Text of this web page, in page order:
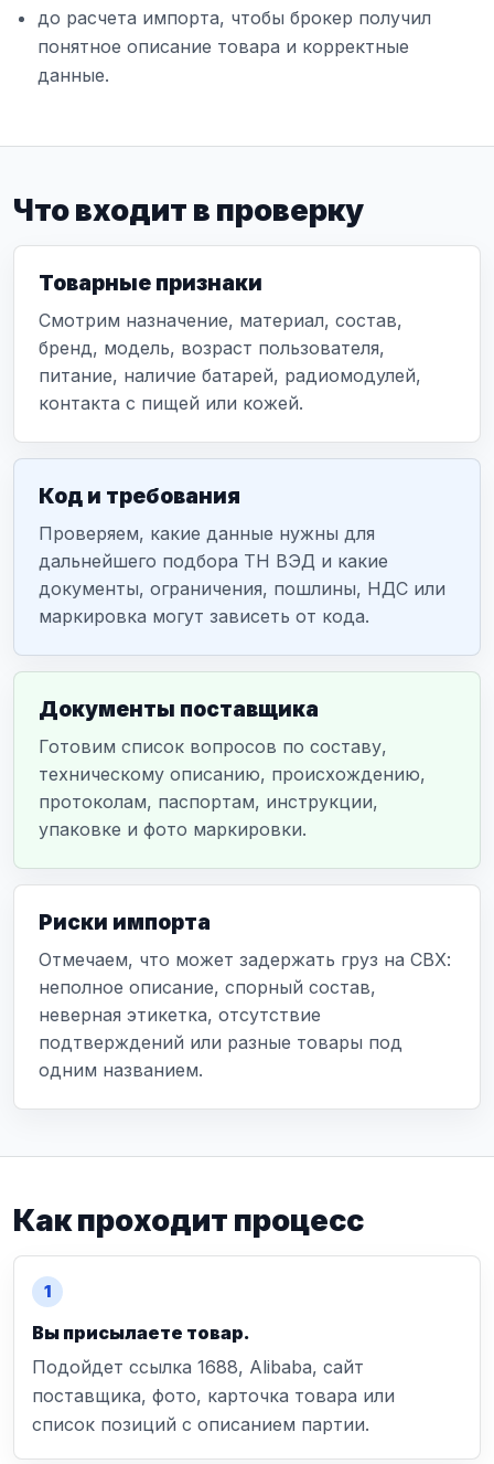
до расчета импорта, чтобы брокер получил
понятное описание товара и корректные
данные.
Что входит в проверку
Товарные признаки
Смотрим назначение, материал, состав,
бренд, модель, возраст пользователя,
питание, наличие батарей, радиомодулей,
контакта с пищей или кожей.
Код и требования
Проверяем, какие данные нужны для
дальнейшего подбора ТН ВЭД и какие
документы, ограничения, пошлины, НДС или
маркировка могут зависеть от кода.
Документы поставщика
Готовим список вопросов по составу,
техническому описанию, происхождению,
протоколам, паспортам, инструкции,
упаковке и фото маркировки.
Риски импорта
Отмечаем, что может задержать груз на СВХ:
неполное описание, спорный состав,
неверная этикетка, отсутствие
подтверждений или разные товары под
одним названием.
Как проходит процесс
Вы присылаете товар.
Подойдет ссылка 1688, Alibaba, сайт
поставщика, фото, карточка товара или
список позиций с описанием партии.